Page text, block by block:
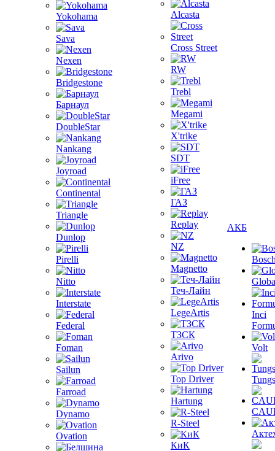
Yokohama
Sava
Nexen
Bridgestone
Барнаул
DoubleStar
Nankang
Joyroad
Continental
Triangle
Dunlop
Pirelli
Nitto
Interstate
Federal
Foman
Sailun
Farroad
Dynamo
Ovation
Alcasta
Cross Street
RW
Trebl
Megami
X'trike
SDT
iFree
ГАЗ
Replay
NZ
Magnetto
Теч-Лайн
LegeArtis
ТЗСК
Arivo
Top Driver
Hartung
R-Steel
КиК
АКБ
Inci
Volt